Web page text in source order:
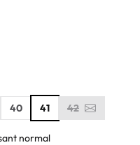
40 41 42
normal